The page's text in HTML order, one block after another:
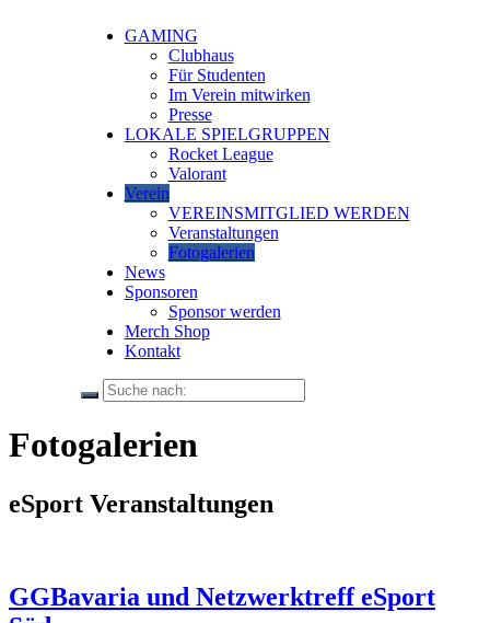
GAMING
Clubhaus
Für Studenten
Im Verein mitwirken
Presse
LOKALE SPIELGRUPPEN
Rocket League
Valorant
Verein
VEREINSMITGLIED WERDEN
Veranstaltungen
Fotogalerien
News
Sponsoren
Sponsor werden
Merch Shop
Kontakt
Fotogalerien
eSport Veranstaltungen
GGBavaria und Netzwerktreff eSport